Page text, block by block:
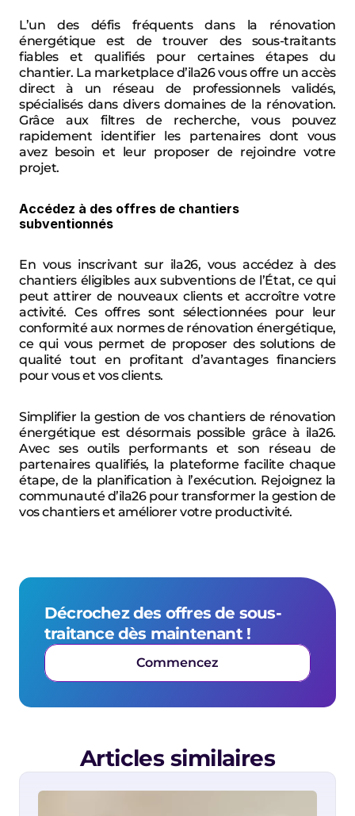
Décrochez des offres de sous-
traitance dès maintenant !
Commencez
L’un des défis fréquents dans la rénovation
énergétique est de trouver des sous-traitants
fiables et qualifiés pour certaines étapes du
chantier. La marketplace d’ila26 vous offre un accès
direct à un réseau de professionnels validés,
spécialisés dans divers domaines de la rénovation.
Grâce aux filtres de recherche, vous pouvez
rapidement identifier les partenaires dont vous
avez besoin et leur proposer de rejoindre votre
projet.
Accédez à des offres de chantiers
subventionnés
En vous inscrivant sur ila26, vous accédez à des
chantiers éligibles aux subventions de l’État, ce qui
peut attirer de nouveaux clients et accroître votre
activité. Ces offres sont sélectionnées pour leur
conformité aux normes de rénovation énergétique,
ce qui vous permet de proposer des solutions de
qualité tout en profitant d’avantages financiers
pour vous et vos clients.
Simplifier la gestion de vos chantiers de rénovation
énergétique est désormais possible grâce à ila26.
Avec ses outils performants et son réseau de
partenaires qualifiés, la plateforme facilite chaque
étape, de la planification à l’exécution. Rejoignez la
communauté d’ila26 pour transformer la gestion de
vos chantiers et améliorer votre productivité.
Articles similaires